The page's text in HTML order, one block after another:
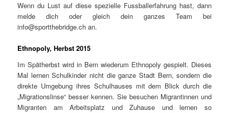
Wenn du Lust auf diese spezielle Fussballerfahrung hast, dann
melde dich oder gleich dein ganzes Team bei
info@sportthebridge.ch an.
Ethnopoly, Herbst 2015
Im Spätherbst wird in Bern wiederum Ethnopoly gespielt. Dieses
Mal lernen Schulkinder nicht die ganze Stadt Bern, sondern die
direkte Umgebung ihres Schulhauses mit dem Blick durch die
„Migrationslinse“ besser kennen. Sie besuchen Migrantinnen und
Migranten am Arbeitsplatz und Zuhause und lernen so